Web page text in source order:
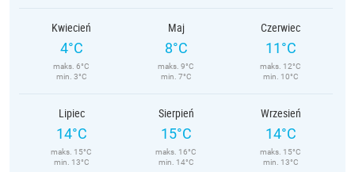
Kwiecień
4°C
maks. 6°C
min. 3°C
Maj
8°C
maks. 9°C
min. 7°C
Czerwiec
11°C
maks. 12°C
min. 10°C
Lipiec
14°C
maks. 15°C
min. 13°C
Sierpień
15°C
maks. 16°C
min. 14°C
Wrzesień
14°C
maks. 15°C
min. 13°C